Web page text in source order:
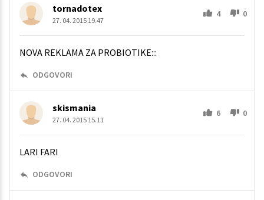
tornadotex
27. 04. 2015 19.47
4 0
NOVA REKLAMA ZA PROBIOTIKE:::
ODGOVORI
skismania
27. 04. 2015 15.11
6 0
LARI FARI
ODGOVORI